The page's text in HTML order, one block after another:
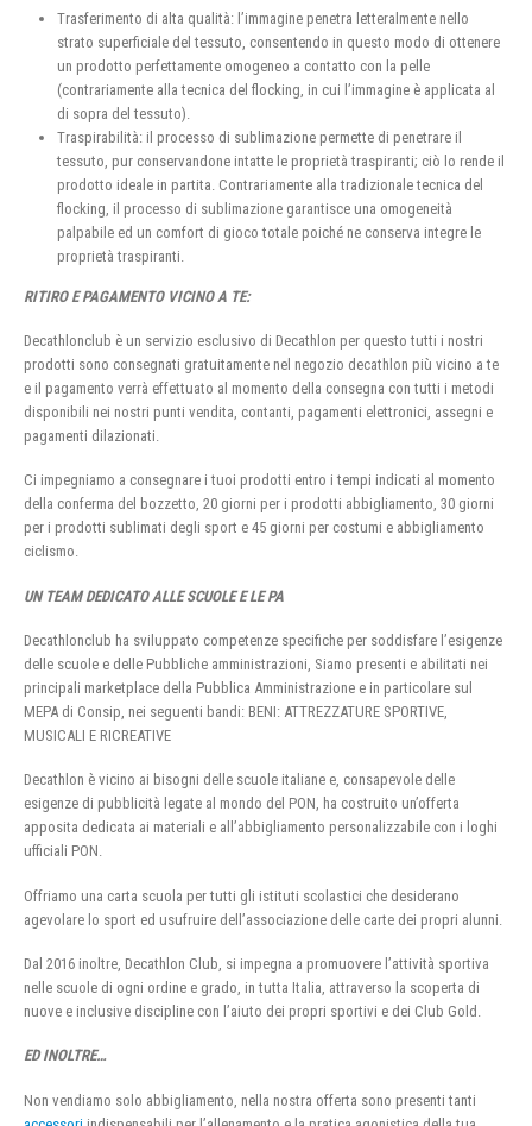
Trasferimento di alta qualità: l’immagine penetra letteralmente nello
strato superficiale del tessuto, consentendo in questo modo di ottenere
un prodotto perfettamente omogeneo a contatto con la pelle
(contrariamente alla tecnica del flocking, in cui l’immagine è applicata al
di sopra del tessuto).
Traspirabilità: il processo di sublimazione permette di penetrare il
tessuto, pur conservandone intatte le proprietà traspiranti; ciò lo rende il
prodotto ideale in partita. Contrariamente alla tradizionale tecnica del
flocking, il processo di sublimazione garantisce una omogeneità
palpabile ed un comfort di gioco totale poiché ne conserva integre le
proprietà traspiranti.
RITIRO E PAGAMENTO VICINO A TE:
Decathlonclub è un servizio esclusivo di Decathlon per questo tutti i nostri
prodotti sono consegnati gratuitamente nel negozio decathlon più vicino a te
e il pagamento verrà effettuato al momento della consegna con tutti i metodi
disponibili nei nostri punti vendita, contanti, pagamenti elettronici, assegni e
pagamenti dilazionati.
Ci impegniamo a consegnare i tuoi prodotti entro i tempi indicati al momento
della conferma del bozzetto, 20 giorni per i prodotti abbigliamento, 30 giorni
per i prodotti sublimati degli sport e 45 giorni per costumi e abbigliamento
ciclismo.
UN TEAM DEDICATO ALLE SCUOLE E LE PA
Decathlonclub ha sviluppato competenze specifiche per soddisfare l’esigenze
delle scuole e delle Pubbliche amministrazioni, Siamo presenti e abilitati nei
principali marketplace della Pubblica Amministrazione e in particolare sul
MEPA di Consip, nei seguenti bandi: BENI: ATTREZZATURE SPORTIVE,
MUSICALI E RICREATIVE
Decathlon è vicino ai bisogni delle scuole italiane e, consapevole delle
esigenze di pubblicità legate al mondo del PON, ha costruito un’offerta
apposita dedicata ai materiali e all’abbigliamento personalizzabile con i loghi
ufficiali PON.
Offriamo una carta scuola per tutti gli istituti scolastici che desiderano
agevolare lo sport ed usufruire dell’associazione delle carte dei propri alunni.
Dal 2016 inoltre, Decathlon Club, si impegna a promuovere l’attività sportiva
nelle scuole di ogni ordine e grado, in tutta Italia, attraverso la scoperta di
nuove e inclusive discipline con l’aiuto dei propri sportivi e dei Club Gold.
ED INOLTRE…
Non vendiamo solo abbigliamento, nella nostra offerta sono presenti tanti